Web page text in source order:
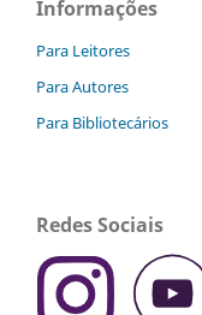
Informações
Para Leitores
Para Autores
Para Bibliotecários
Redes Sociais